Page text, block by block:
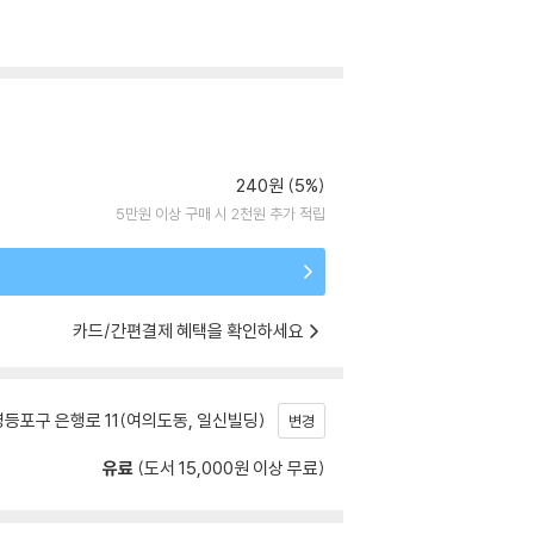
240원 (5%)
5만원 이상 구매 시 2천원 추가 적립
카드/간편결제 혜택을 확인하세요
포구 은행로 11(여의도동, 일신빌딩) 변경
유료 (도서 15,000원 이상 무료)